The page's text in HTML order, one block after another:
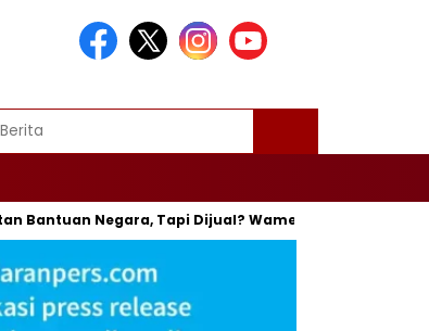
Negara, Tapi Dijual? Wamentan: Itu Bisa Dipenjara